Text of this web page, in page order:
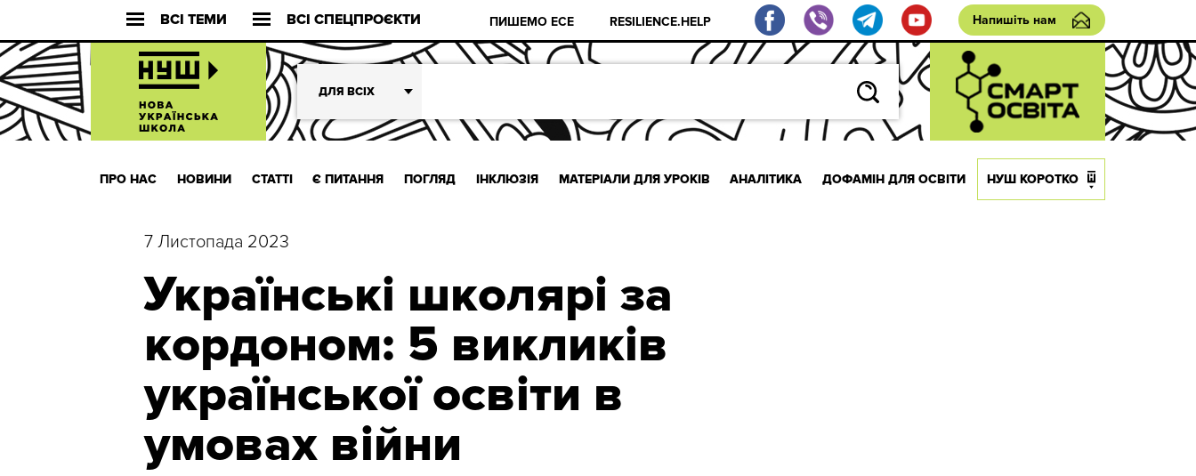
ВСІ ТЕМИ ВСІ СПЕЦПРОЄКТИ ПИШЕМО ЕСЕ RESILIENCE.HELP Напишіть нам
ДЛЯ ВСІХ
ПРО НАС НОВИНИ СТАТТІ Є ПИТАННЯ ПОГЛЯД ІНКЛЮЗІЯ МАТЕРІАЛИ ДЛЯ УРОКІВ АНАЛІТИКА ДОФАМІН ДЛЯ ОСВІТИ НУШ КОРОТКО
7 Листопада 2023
Українські школярі за
кордоном: 5 викликів
української освіти в
умовах війни